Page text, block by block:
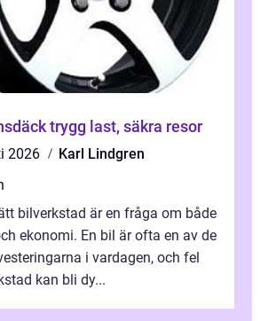
Släpvagnsdäck trygg last, säkra resor
2026
Karl Lindgren
bilverkstad är en fråga om både
ekonomi. En bil är ofta en av de
i vardagen, och fel
kan bli dy...